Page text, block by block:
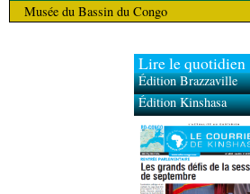
Musée du Bassin du Congo
Lire le quotidien
Édition Brazzaville
Édition Kinshasa